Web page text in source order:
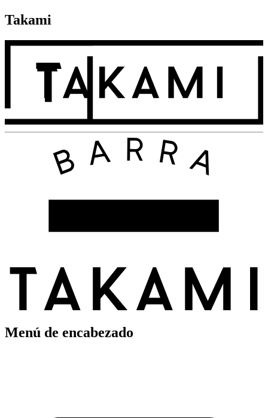
Takami
Menú de encabezado